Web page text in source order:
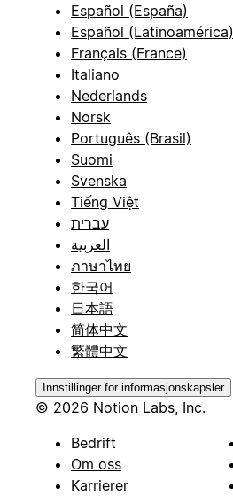
Español (España)
Español (Latinoamérica)
Français (France)
Italiano
Nederlands
Norsk
Português (Brasil)
Suomi
Svenska
Tiếng Việt
עברית
العربية
ภาษาไทย
한국어
日本語
简体中文
繁體中文
Innstillinger for informasjonskapsler
© 2026 Notion Labs, Inc.
Bedrift
Om oss
Karrierer